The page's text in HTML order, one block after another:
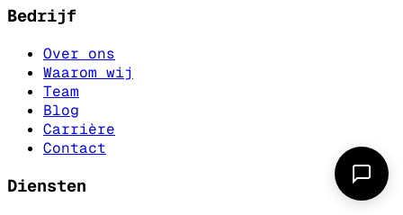
Bedrijf
Over ons
Waarom wij
Team
Blog
Carrière
Contact
Diensten